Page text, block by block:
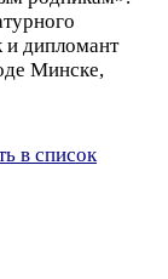
и дипломант
Минске,
в список